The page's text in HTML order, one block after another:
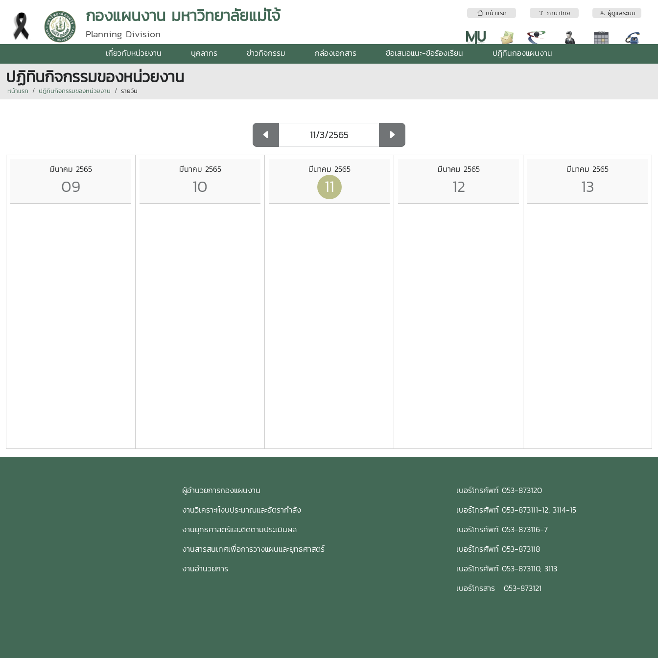
หน้าแรก ภาษาไทย ผู้ดูแลระบบ
กองแผนงาน มหาวิทยาลัยแม่โจ้
Planning Division
เกี่ยวกับหน่วยงาน บุคลากร ข่าวกิจกรรม กล่องเอกสาร ข้อเสนอแนะ-ข้อร้องเรียน ปฎิทินกองแผนงาน
ปฏิทินกิจกรรมของหน่วยงาน
หน้าแรก ปฏิทินกิจกรรมของหน่วยงาน รายวัน
มีนาคม 2565
09
มีนาคม 2565
10
มีนาคม 2565
11
มีนาคม 2565
12
มีนาคม 2565
13
ผู้อำนวยการกองแผนงาน
เบอร์โทรศัพท์ 053-873120
งานวิเคราะห์งบประมาณและอัตรากำลัง
เบอร์โทรศัพท์ 053-873111-12, 3114-15
งานยุทธศาสตร์และติดตามประเมินผล
เบอร์โทรศัพท์ 053-873116-7
งานสารสนเทศเพื่อการวางแผนและยุทธศาสตร์
เบอร์โทรศัพท์ 053-873118
งานอำนวยการ
เบอร์โทรศัพท์ 053-873110, 3113
เบอร์โทรสาร 053-873121